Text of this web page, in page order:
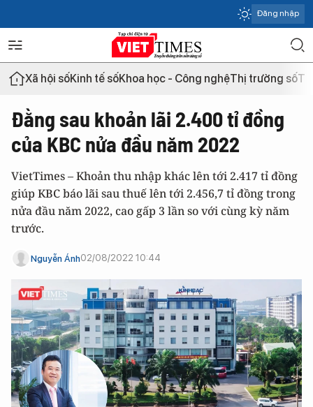
Đăng nhập
Xã hội sốKinh tế sốKhoa học - Công nghệThị trường số
Đằng sau khoản lãi 2.400 tỉ đồng
của KBC nửa đầu năm 2022
VietTimes – Khoản thu nhập khác lên tới 2.417 tỉ đồng
giúp KBC báo lãi sau thuế lên tới 2.456,7 tỉ đồng trong
nửa đầu năm 2022, cao gấp 3 lần so với cùng kỳ năm
trước.
Nguyễn Ánh02/08/2022 10:44